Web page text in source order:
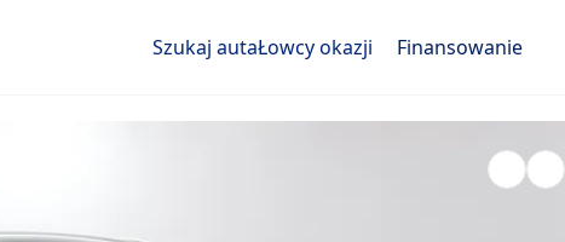
Szukaj autaŁowcy okazji Finansowanie